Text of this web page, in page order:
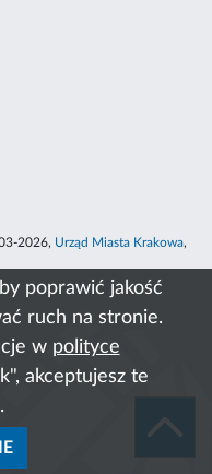
poprawić jakość
ruch na stronie.
w polityce
akceptujesz te
2026, Urząd Miasta Krakowa,